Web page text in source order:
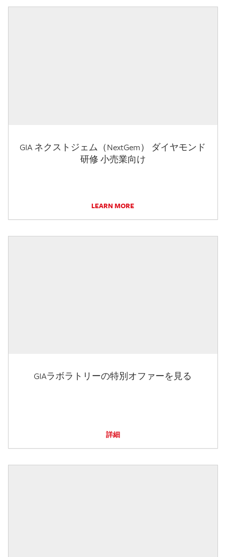
GIA ネクストジェム（NextGem） ダイヤモンド
研修 小売業向け
LEARN MORE
GIAラボラトリーの特別オファーを見る
詳細